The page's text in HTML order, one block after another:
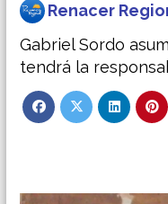
Gabriel Sordo
tendrá la
Renacer